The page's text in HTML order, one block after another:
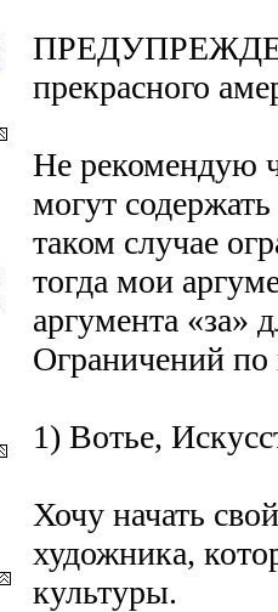
прекрасного
Не рекомендую
могут
таком случае
тогда мои
аргумента «за»
Ограничений по
1) Вотье,
Хочу начать
художника,
культуры.